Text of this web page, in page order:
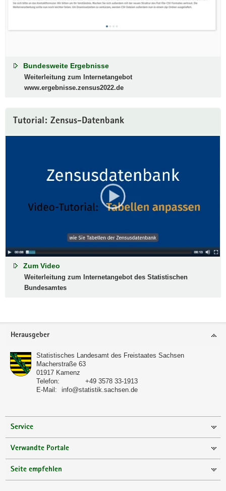
Bundesweite Ergebnisse
Weiterleitung zum Internetangebot
www.ergebnisse.zensus2022.de
Tutorial: Zensus-Datenbank
Zum Video
Weiterleitung zum Internetangebot des Statistischen
Bundesamtes
Footer-
Herausgeber
Statistisches Landesamt des Freistaates Sachsen
Macherstraße 63
01917 Kamenz
Telefon:
+49 3578 33-1913
E-Mail:
info@statistik.sachsen.de
Service
Verwandte Portale
Seite empfehlen